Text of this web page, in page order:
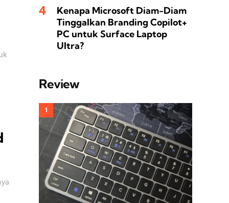
Kenapa Microsoft Diam-Diam
Tinggalkan Branding Copilot+
PC untuk Surface Laptop
Ultra?
Review